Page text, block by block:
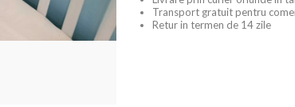
Transport gratuit pentru
Retur in termen de 14 zile